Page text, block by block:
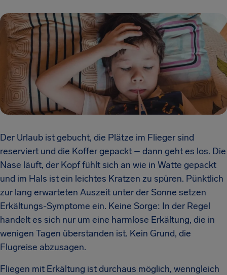
Der Urlaub ist gebucht, die Plätze im Flieger sind
reserviert und die Koffer gepackt – dann geht es los. Die
Nase läuft, der Kopf fühlt sich an wie in Watte gepackt
und im Hals ist ein leichtes Kratzen zu spüren. Pünktlich
zur lang erwarteten Auszeit unter der Sonne setzen
Erkältungs-Symptome ein. Keine Sorge: In der Regel
handelt es sich nur um eine harmlose Erkältung, die in
wenigen Tagen überstanden ist. Kein Grund, die
Flugreise abzusagen.
Fliegen mit Erkältung ist durchaus möglich, wenngleich